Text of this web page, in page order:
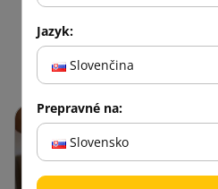
Plastové regálové
Regálové kontajnery sú
prepravy a organizácie
prispôsobiť pracovným
potrebám spoločnosti.
Regálové kontajnery je
Jazyk:
Slovenčina
Prepravné na:
Slovensko